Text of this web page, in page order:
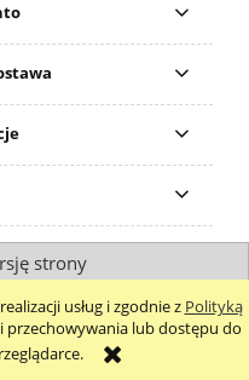
usług i zgodnie z Polityką
przechowywania lub dostępu do
strony
Shoper.pl